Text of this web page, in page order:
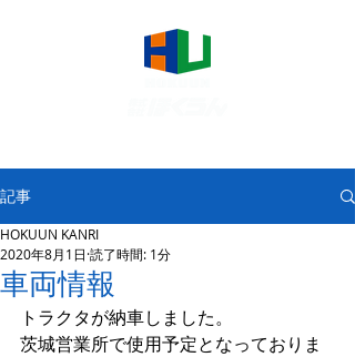
記事
車両情報
HOKUUN KANRI
2020年8月1日 読了時間: 1分
トラクタが納車しました。
茨城営業所で使用予定となっておりま